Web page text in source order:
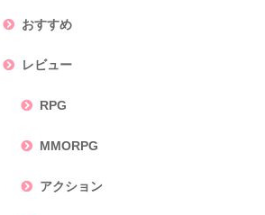
おすすめ
レビュー
RPG
MMORPG
アクション